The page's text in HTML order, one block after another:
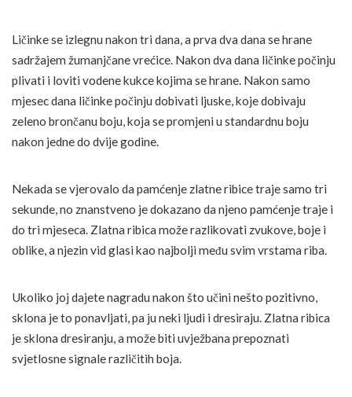
Ličinke se izlegnu nakon tri dana, a prva dva dana se hrane
sadržajem žumanjčane vrećice. Nakon dva dana ličinke počinju
plivati i loviti vodene kukce kojima se hrane. Nakon samo
mjesec dana ličinke počinju dobivati ljuske, koje dobivaju
zeleno brončanu boju, koja se promjeni u standardnu boju
nakon jedne do dvije godine.
Nekada se vjerovalo da pamćenje zlatne ribice traje samo tri
sekunde, no znanstveno je dokazano da njeno pamćenje traje i
do tri mjeseca. Zlatna ribica može razlikovati zvukove, boje i
oblike, a njezin vid glasi kao najbolji među svim vrstama riba.
Ukoliko joj dajete nagradu nakon što učini nešto pozitivno,
sklona je to ponavljati, pa ju neki ljudi i dresiraju. Zlatna ribica
je sklona dresiranju, a može biti uvježbana prepoznati
svjetlosne signale različitih boja.